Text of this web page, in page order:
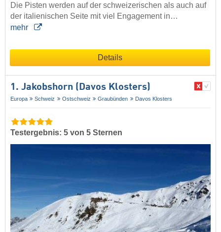
Die Pisten werden auf der schweizerischen als auch auf
der italienischen Seite mit viel Engagement in…
mehr
Details
1. Jakobshorn (Davos Klosters)
Europa Schweiz Ostschweiz Graubünden Davos Klosters
Testergebnis: 5 von 5 Sternen